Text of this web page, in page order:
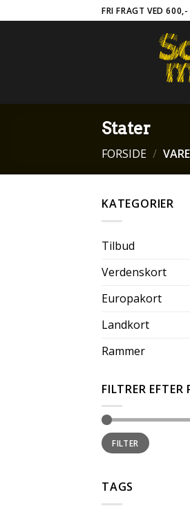
to
FRI FRAGT VED 600,-
Stater
FORSIDE /
KATEGORIER
Tilbud
Verdenskort
Europakort
Landkort
Rammer
FILTRER EFTER
FILTER
TAGS